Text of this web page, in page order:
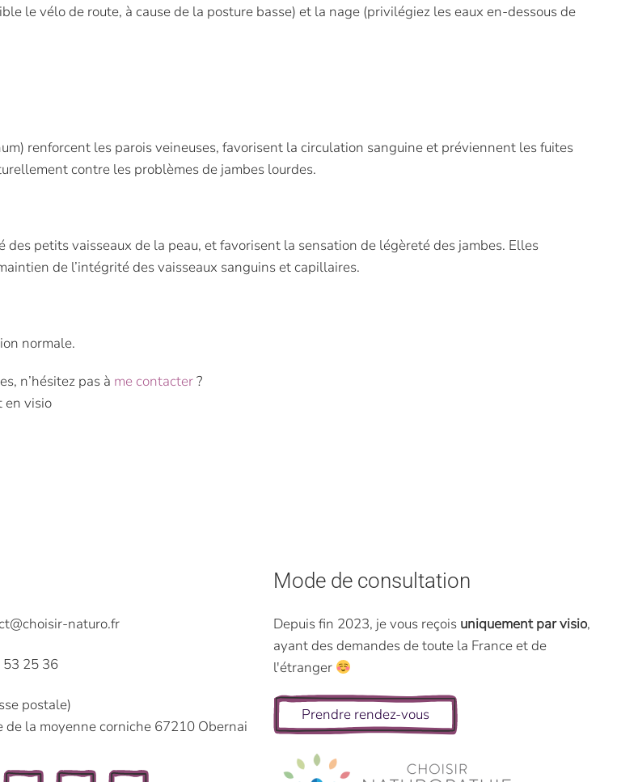
le vélo de route, à cause de la posture basse) et la nage (privilégiez les eaux en-dessous de
renforcent les parois veineuses, favorisent la circulation sanguine et préviennent les fuites
contre les problèmes de jambes lourdes.
petits vaisseaux de la peau, et favorisent la sensation de légèreté des jambes. Elles
de l’intégrité des vaisseaux sanguins et capillaires.
normale.
n’hésitez pas à me contacter?
en visio
naturo.fr
53 25 36
postale)
de la moyenne corniche 67210 Obernai
Mode de consultation
Depuis fin 2023, je vous reçois uniquement par visio,
ayant des demandes de toute la France et de
l'étranger
Prendre rendez-vous